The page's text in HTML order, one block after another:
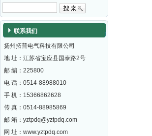
联系我们
扬州拓普电气科技有限公司
地 址：江苏省宝应县国泰路2号
邮 编： 225800
电 话：0514-88988010
手 机：15366862628
传 真：0514-88985869
邮 箱： yztpdq@yztpdq.com
网 址： www.yztpdq.com